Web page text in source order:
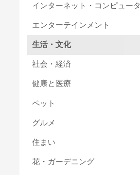
インターネット・コンピュータ
エンターテインメント
生活・文化
社会・経済
健康と医療
ペット
グルメ
住まい
花・ガーデニング